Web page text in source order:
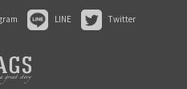
LINE Twitter